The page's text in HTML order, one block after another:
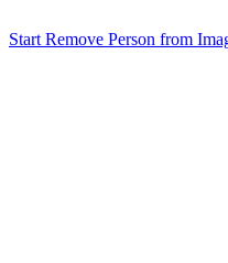
Start Remove Person from